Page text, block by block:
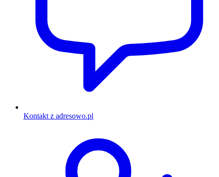
Kontakt z adresowo.pl